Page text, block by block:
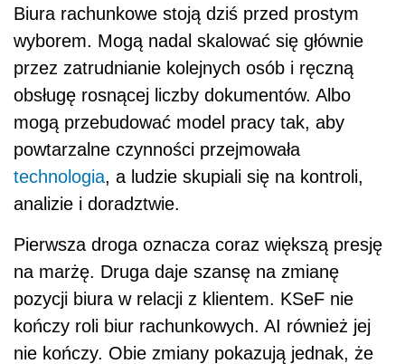
Biura rachunkowe stoją dziś przed prostym
wyborem. Mogą nadal skalować się głównie
przez zatrudnianie kolejnych osób i ręczną
obsługę rosnącej liczby dokumentów. Albo
mogą przebudować model pracy tak, aby
powtarzalne czynności przejmowała
technologia, a ludzie skupiali się na kontroli,
analizie i doradztwie.
Pierwsza droga oznacza coraz większą presję
na marżę. Druga daje szansę na zmianę
pozycji biura w relacji z klientem. KSeF nie
kończy roli biur rachunkowych. AI również jej
nie kończy. Obie zmiany pokazują jednak, że